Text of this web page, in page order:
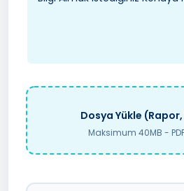
Dosya Yükle
Maksimum 40MB -